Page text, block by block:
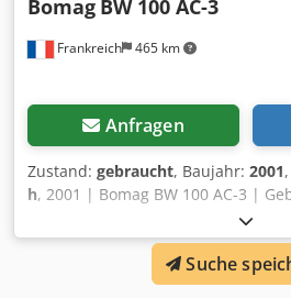
Frankreich 465 km
Bomag BW 100 AC-3
Anfragen
Zustand: gebraucht, Baujahr: 2001
h, 2001 | Bomag BW 100 AC-3 |
1782 hours Chedpfxezcp Sge Aipja
🚛 Delivery available to your
calculator to estimate transport
6500 or Make an Offer. Payment at
Suche